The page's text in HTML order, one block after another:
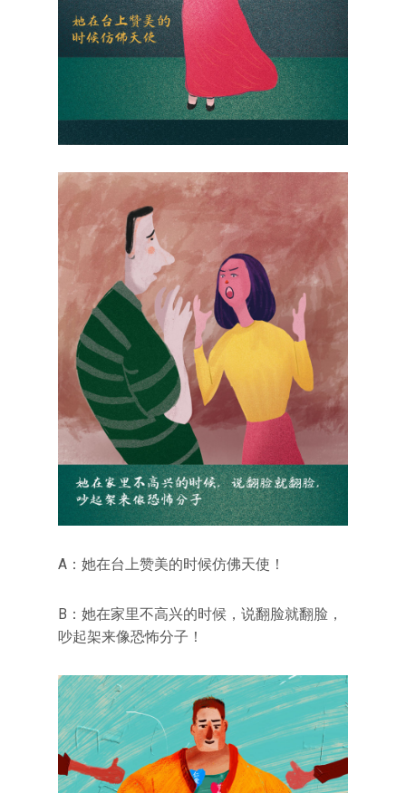
A：她在台上赞美的时候仿佛天使！
B：她在家里不高兴的时候，说翻脸就翻脸，
吵起架来像恐怖分子！